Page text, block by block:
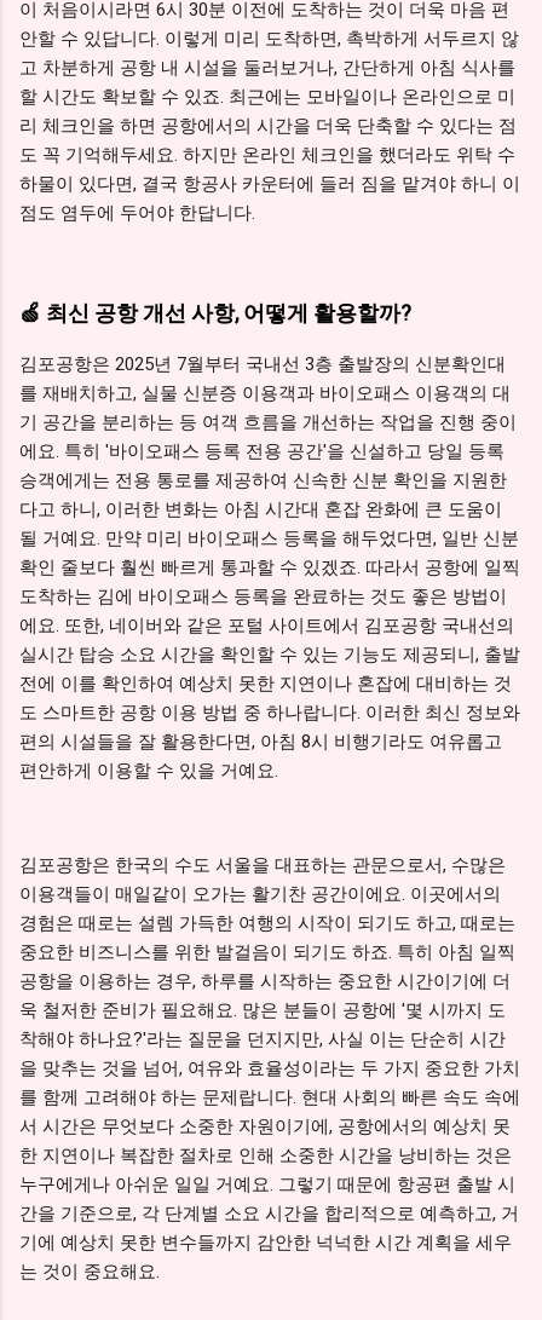
이 처음이시라면 6시 30분 이전에 도착하는 것이 더욱 마음 편
안할 수 있답니다. 이렇게 미리 도착하면, 촉박하게 서두르지 않
고 차분하게 공항 내 시설을 둘러보거나, 간단하게 아침 식사를
할 시간도 확보할 수 있죠. 최근에는 모바일이나 온라인으로 미
리 체크인을 하면 공항에서의 시간을 더욱 단축할 수 있다는 점
도 꼭 기억해두세요. 하지만 온라인 체크인을 했더라도 위탁 수
하물이 있다면, 결국 항공사 카운터에 들러 짐을 맡겨야 하니 이
점도 염두에 두어야 한답니다.
🍏 최신 공항 개선 사항, 어떻게 활용할까?
김포공항은 2025년 7월부터 국내선 3층 출발장의 신분확인대
를 재배치하고, 실물 신분증 이용객과 바이오패스 이용객의 대
기 공간을 분리하는 등 여객 흐름을 개선하는 작업을 진행 중이
에요. 특히 '바이오패스 등록 전용 공간'을 신설하고 당일 등록
승객에게는 전용 통로를 제공하여 신속한 신분 확인을 지원한
다고 하니, 이러한 변화는 아침 시간대 혼잡 완화에 큰 도움이
될 거예요. 만약 미리 바이오패스 등록을 해두었다면, 일반 신분
확인 줄보다 훨씬 빠르게 통과할 수 있겠죠. 따라서 공항에 일찍
도착하는 김에 바이오패스 등록을 완료하는 것도 좋은 방법이
에요. 또한, 네이버와 같은 포털 사이트에서 김포공항 국내선의
실시간 탑승 소요 시간을 확인할 수 있는 기능도 제공되니, 출발
전에 이를 확인하여 예상치 못한 지연이나 혼잡에 대비하는 것
도 스마트한 공항 이용 방법 중 하나랍니다. 이러한 최신 정보와
편의 시설들을 잘 활용한다면, 아침 8시 비행기라도 여유롭고
편안하게 이용할 수 있을 거예요.
김포공항은 한국의 수도 서울을 대표하는 관문으로서, 수많은
이용객들이 매일같이 오가는 활기찬 공간이에요. 이곳에서의
경험은 때로는 설렘 가득한 여행의 시작이 되기도 하고, 때로는
중요한 비즈니스를 위한 발걸음이 되기도 하죠. 특히 아침 일찍
공항을 이용하는 경우, 하루를 시작하는 중요한 시간이기에 더
욱 철저한 준비가 필요해요. 많은 분들이 공항에 '몇 시까지 도
착해야 하나요?'라는 질문을 던지지만, 사실 이는 단순히 시간
을 맞추는 것을 넘어, 여유와 효율성이라는 두 가지 중요한 가치
를 함께 고려해야 하는 문제랍니다. 현대 사회의 빠른 속도 속에
서 시간은 무엇보다 소중한 자원이기에, 공항에서의 예상치 못
한 지연이나 복잡한 절차로 인해 소중한 시간을 낭비하는 것은
누구에게나 아쉬운 일일 거예요. 그렇기 때문에 항공편 출발 시
간을 기준으로, 각 단계별 소요 시간을 합리적으로 예측하고, 거
기에 예상치 못한 변수들까지 감안한 넉넉한 시간 계획을 세우
는 것이 중요해요.